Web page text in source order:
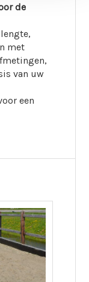
de
met
van uw
een